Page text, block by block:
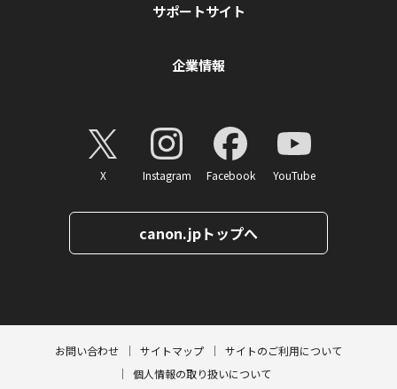
サポートサイト
企業情報
X Instagram Facebook YouTube
canon.jpトップへ
お問い合わせ サイトマップ
サイトのご利用について
個人情報の取り扱いについて